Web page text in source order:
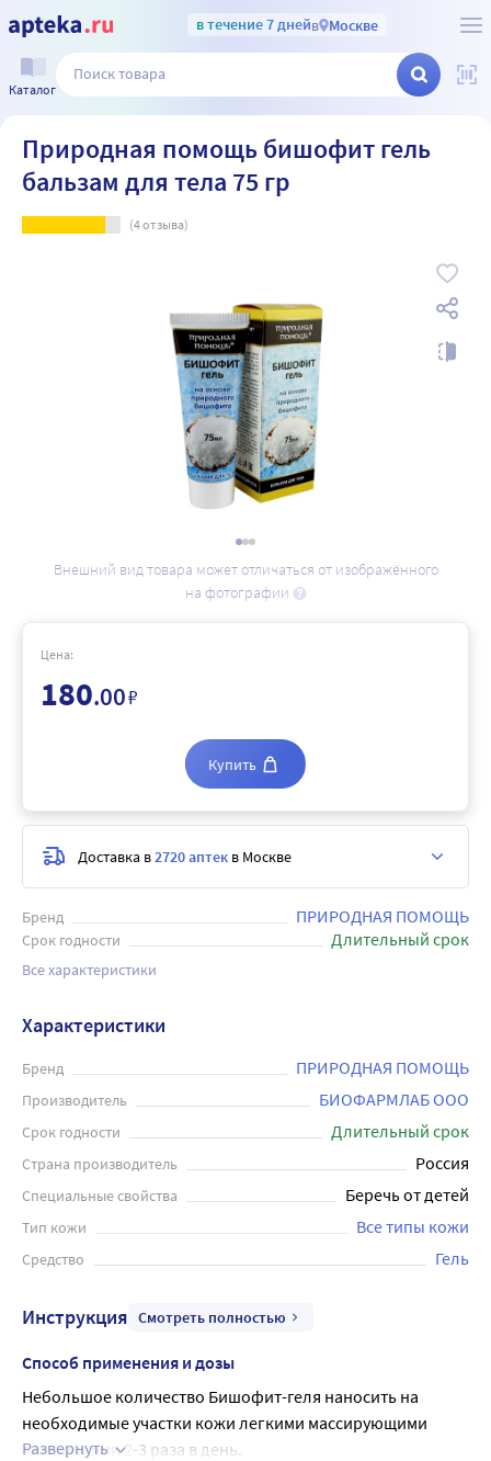
в течение 7 днейв Москве
Каталог
Природная помощь бишофит гель
бальзам для тела 75 гр
(4отзыва)
Внешний вид товара может отличаться от изображённого
на фотографии
Бренд ПРИРОДНАЯ ПОМОЩЬ
Срок годности Длительный срок
Все характеристики
Цена:
180.00₽
Купить
Доставка в2720 аптек в Москве
Характеристики
Бренд ПРИРОДНАЯ ПОМОЩЬ
Производитель БИОФАРМЛАБ ООО
Срок годности Длительный срок
Страна производитель Россия
Специальные свойства Беречь от детей
Тип кожи Все типы кожи
Средство Гель
Инструкция Смотреть полностью
Способ применения и дозы
Небольшое количество Бишофит-геля наносить на
необходимые участки кожи легкими массирующими
движениями 2-3 раза в день.
Развернуть